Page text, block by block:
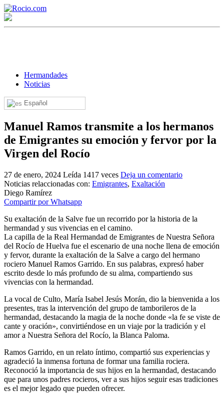
Hermandades
Noticias
Español
Manuel Ramos transmite a los hermanos
de Emigrantes su emoción y fervor por la
Virgen del Rocío
27 de enero, 2024 Leída 1417 veces Deja un comentario
Noticias relaccionadas con: Emigrantes, Exaltación
Diego Ramírez
Compartir por Whatsapp
Su exaltación de la Salve fue un recorrido por la historia de la
hermandad y sus vivencias en el camino.
La capilla de la Real Hermandad de Emigrantes de Nuestra Señora
del Rocío de Huelva fue el escenario de una noche llena de emoción
y fervor, durante la exaltación de la Salve a cargo del hermano
rociero Manuel Ramos Garrido. En sus palabras, expresó haber
escrito desde lo más profundo de su alma, compartiendo sus
vivencias con la hermandad.
La vocal de Culto, María Isabel Jesús Morán, dio la bienvenida a los
presentes, tras la intervención del grupo de tamborileros de la
hermandad, destacando la magia de la noche donde «la fe se viste de
cante y oración», convirtiéndose en un viaje por la tradición y el
amor a Nuestra Señora del Rocío, la Blanca Paloma.
Ramos Garrido, en un relato íntimo, compartió sus experiencias y
agradeció la inmensa fortuna de formar una familia rociera.
Reconoció la importancia de sus hijos en la hermandad, destacando
que para unos padres rocieros, ver a sus hijos seguir esas tradiciones
es el mejor legado que pueden ofrecer.
¡Bienvenido! Soy el asistente virtual de rocio.com.
¿En qué puedo ayudarte?
Historia de la Virgen del Rocío
¿Cuándo es la romería del Rocío?
¿Cuántas hermandades participan en la romería?
¿Cuándo se construyó la primera ermita?
El traslado cada siete años
¿Cuales son los actos principales que se celebran en el
Rocío?
Quiero hacer el camino,¿que tengo que hacer?
En el Rocío, ¿dónde me alojo?